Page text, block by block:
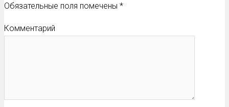
Обязательные поля помечены *
Комментарий